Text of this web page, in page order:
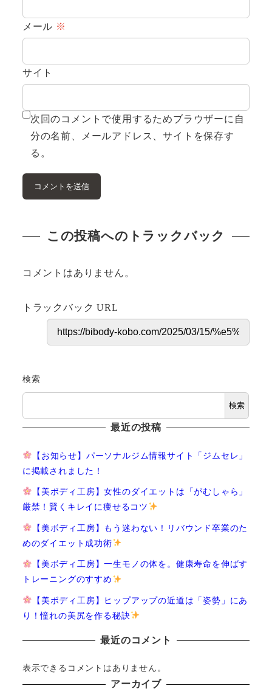
メール ※
サイト
次回のコメントで使用するためブラウザーに自
分の名前、メールアドレス、サイトを保存す
る。
この投稿へのトラックバック
コメントはありません。
トラックバック URL
検索
検索
最近の投稿
【お知らせ】パーソナルジム情報サイト「ジムセレ」
に掲載されました！
【美ボディ工房】女性のダイエットは「がむしゃら」
厳禁！賢くキレイに痩せるコツ
【美ボディ工房】もう迷わない！リバウンド卒業のた
めのダイエット成功術
【美ボディ工房】一生モノの体を。健康寿命を伸ばす
トレーニングのすすめ
【美ボディ工房】ヒップアップの近道は「姿勢」にあ
り！憧れの美尻を作る秘訣
最近のコメント
表示できるコメントはありません。
アーカイブ